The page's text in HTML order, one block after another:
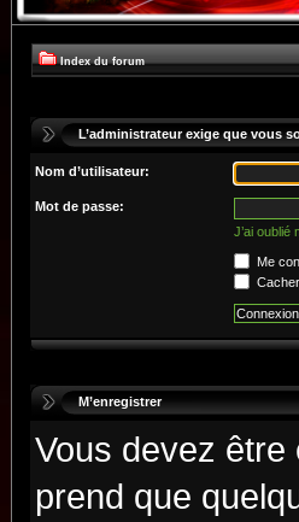
Index du forum
L’administrateur exige que vous
Nom d’utilisateur:
Mot de passe:
J’ai oublié
Me
M’enregistrer
Vous devez être
prend que